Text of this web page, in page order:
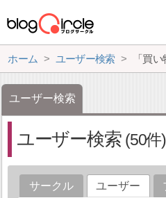
ホーム ユーザー検索 「買
ユーザー検索
ユーザー検索 50
サークル ユーザー